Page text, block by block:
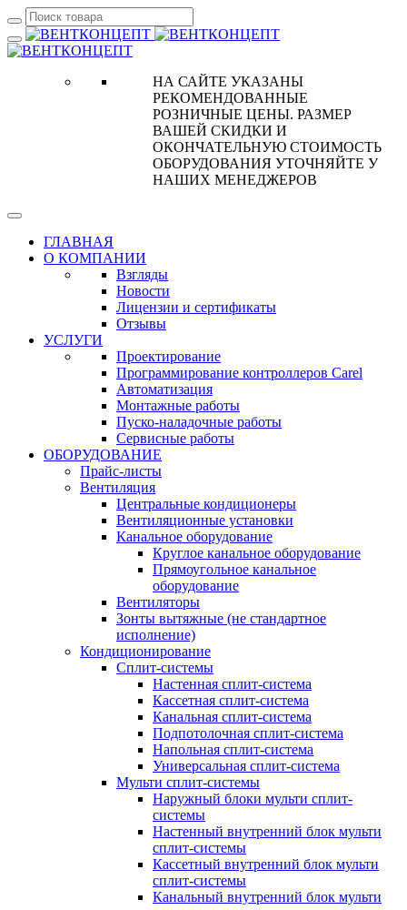
НА САЙТЕ УКАЗАНЫ
РЕКОМЕНДОВАННЫЕ
РОЗНИЧНЫЕ ЦЕНЫ. РАЗМЕР
ВАШЕЙ СКИДКИ И
ОКОНЧАТЕЛЬНУЮ СТОИМОСТЬ
ОБОРУДОВАНИЯ УТОЧНЯЙТЕ У
НАШИХ МЕНЕДЖЕРОВ
ГЛАВНАЯ
О КОМПАНИИ
Взгляды
Новости
Лицензии и сертификаты
Отзывы
УСЛУГИ
Проектирование
Программирование контроллеров Carel
Автоматизация
Монтажные работы
Пуско-наладочные работы
Сервисные работы
ОБОРУДОВАНИЕ
Прайс-листы
Вентиляция
Центральные кондиционеры
Вентиляционные установки
Канальное оборудование
Круглое канальное оборудование
Прямоугольное канальное
оборудование
Вентиляторы
Зонты вытяжные (не стандартное
исполнение)
Кондиционирование
Сплит-системы
Настенная сплит-система
Кассетная сплит-система
Канальная сплит-система
Подпотолочная сплит-система
Напольная сплит-система
Универсальная сплит-система
Мульти сплит-системы
Наружный блоки мульти сплит-
системы
Настенный внутренний блок мульти
сплит-системы
Кассетный внутренний блок мульти
сплит-системы
Канальный внутренний блок мульти